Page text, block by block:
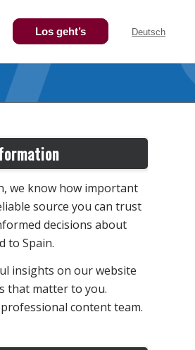
Los geht’s Deutsch
we know how important
source you can trust
decisions about
to Spain.
insights on our website
that matter to you.
content team.